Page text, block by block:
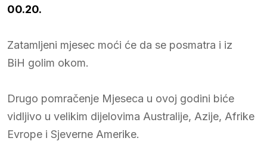
00.20.
Zatamljeni mjesec moći će da se posmatra i iz
BiH golim okom.
Drugo pomračenje Mjeseca u ovoj godini biće
vidljivo u velikim dijelovima Australije, Azije, Afrike
Evrope i Sjeverne Amerike.